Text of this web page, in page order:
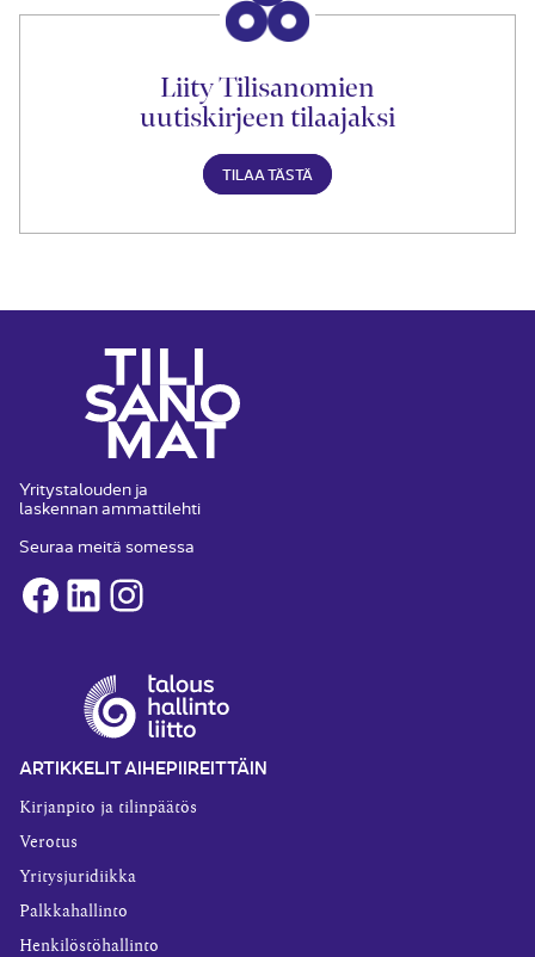
Liity Tilisanomien
uutiskirjeen tilaajaksi
TILAA TÄSTÄ
Yritystalouden ja
laskennan ammattilehti
Seuraa meitä somessa
Facebook
LinkedInInstagram
ARTIKKELIT AIHEPIIREITTÄIN
Kirjanpito ja tilinpäätös
Verotus
Yritysjuridiikka
Palkkahallinto
Henkilöstöhallinto